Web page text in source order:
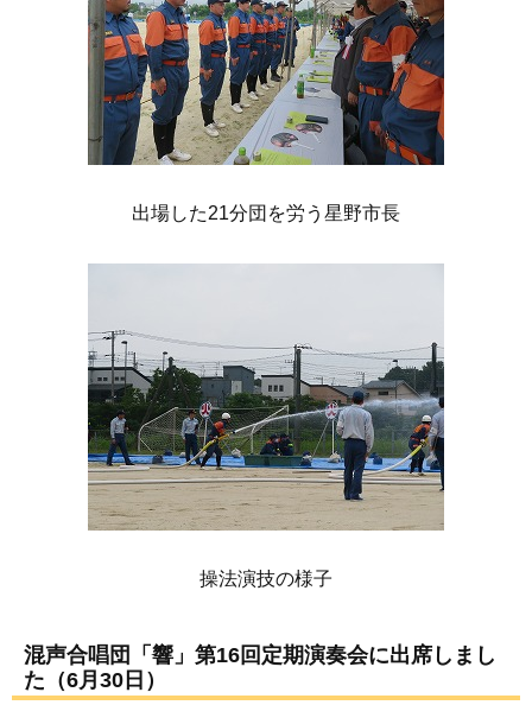
出場した21分団を労う星野市長
操法演技の様子
混声合唱団「響」第16回定期演奏会に出席しまし
た（6月30日）